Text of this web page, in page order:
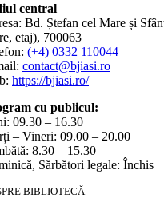
central
Bd. Ștefan cel Mare și
etaj), 700063
(+4) 0332 110044
contact@bjiasi.ro
https://bjiasi.ro/
cu publicul:
09.30 – 16.30
– Vineri: 09.00 – 20.00
8.30 – 15.30
Sărbători legale: Închis
BIBLIOTECĂ